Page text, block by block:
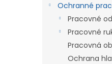
Ochranné
Pracovné
Pracovné
Pracovná
Ochrana